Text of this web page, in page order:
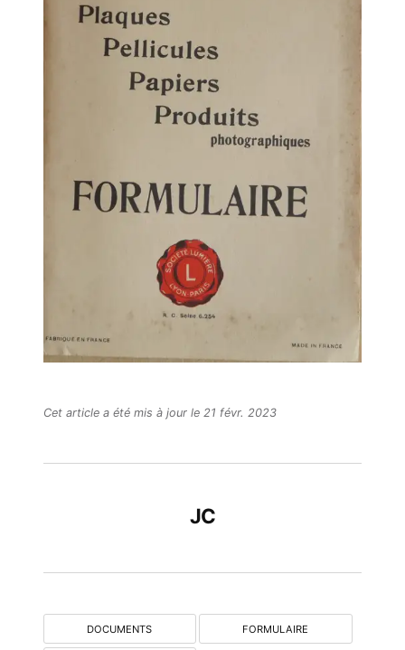
Cet article a été mis à jour le 21 févr. 2023
JC
DOCUMENTS FORMULAIRE